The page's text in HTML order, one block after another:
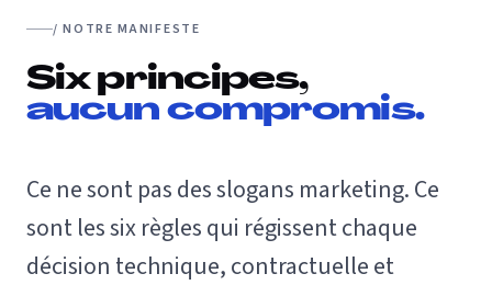
/ NOTRE MANIFESTE
Six principes,
aucun compromis.
Ce ne sont pas des slogans marketing. Ce
sont les six règles qui régissent chaque
décision technique, contractuelle et